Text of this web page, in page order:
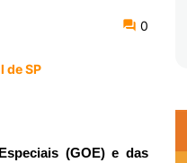
0
de SP
(GOE) e das